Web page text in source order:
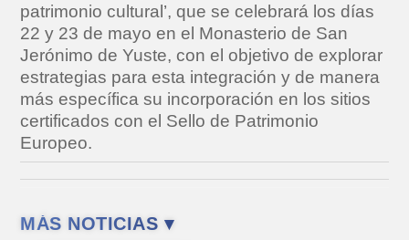
patrimonio cultural’, que se celebrará los días
22 y 23 de mayo en el Monasterio de San
Jerónimo de Yuste, con el objetivo de explorar
estrategias para esta integración y de manera
más específica su incorporación en los sitios
certificados con el Sello de Patrimonio
Europeo.
MÁS NOTICIAS ▾